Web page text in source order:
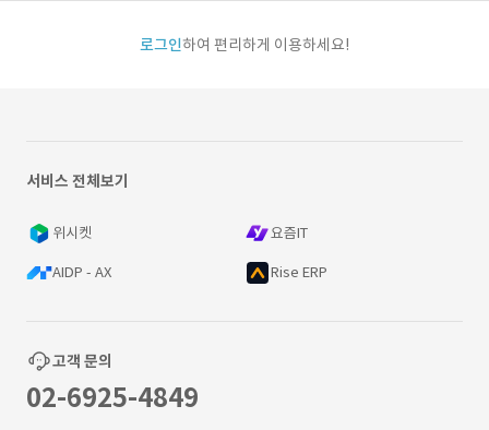
로그인하여 편리하게 이용하세요!
서비스 전체보기
위시켓 요즘IT
AIDP - AX Rise ERP
고객 문의
02-6925-4849